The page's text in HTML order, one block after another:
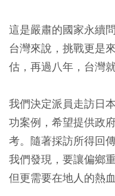
這是嚴肅的國家永續
台灣來說，挑戰更是
估，再過八年，台灣
我們決定派員走訪日
功案例，希望提供政
考。隨著採訪所得回
我們發現，要讓偏鄉
但更需要在地人的熱血